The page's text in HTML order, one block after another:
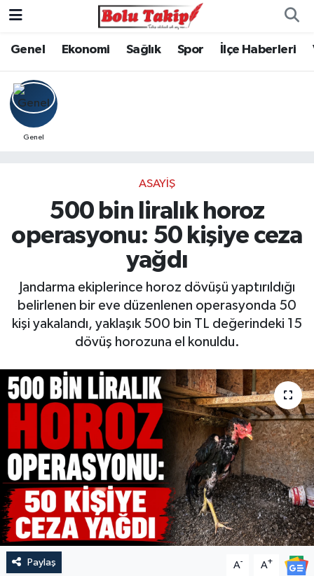
Genel Ekonomi Sağlık Spor İlçe Haberleri
Genel
ASAYIŞ
500 bin liralık horoz
operasyonu: 50 kişiye ceza
yağdı
Jandarma ekiplerince horoz dövüşü yaptırıldığı
belirlenen bir eve düzenlenen operasyonda 50
kişi yakalandı, yaklaşık 500 bin TL değerindeki 15
dövüş horozuna el konuldu.
Paylaş A- A+